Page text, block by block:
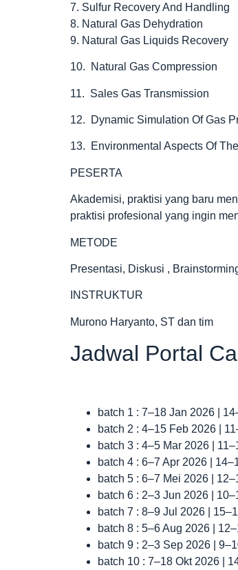
7. Sulfur Recovery And Handling
8. Natural Gas Dehydration
9. Natural Gas Liquids Recovery
10. Natural Gas Compression
11. Sales Gas Transmission
12. Dynamic Simulation Of Gas
13. Environmental Aspects Of
PESERTA
Akademisi, praktisi yang baru
praktisi profesional yang ingin
METODE
Presentasi, Diskusi ,
INSTRUKTUR
Murono Haryanto, ST dan tim
Jadwal Portal
batch 1 : 7–18 Jan 2026 |
batch 2 : 4–15 Feb 2026 |
batch 3 : 4–5 Mar 2026 |
batch 4 : 6–7 Apr 2026 |
batch 5 : 6–7 Mei 2026 |
batch 6 : 2–3 Jun 2026 |
batch 7 : 8–9 Jul 2026 |
batch 8 : 5–6 Aug 2026 |
batch 9 : 2–3 Sep 2026 |
batch 10 : 7–18 Okt 2026 |